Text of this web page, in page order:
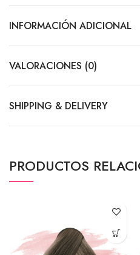
INFORMACIÓN ADICIONAL
VALORACIONES (0)
SHIPPING & DELIVERY
PRODUCTOS